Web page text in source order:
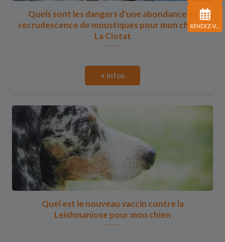
RENDEZ-VOUS
Quels sont les dangers d'une abondance et
recrudescence de moustiques pour mon chien à
La Ciotat
+ infos
Quel est le nouveau vaccin contre la
Leishmaniose pour mon chien